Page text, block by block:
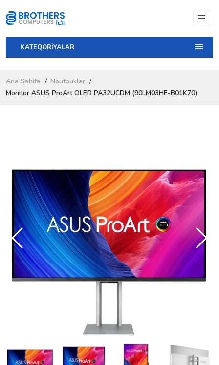
KATEQORİYALAR
Ana Səhifə
Noutbuklar
Monitor ASUS ProArt OLED PA32UCDM (90LM03HE-B01K70)